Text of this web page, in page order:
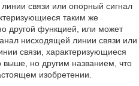
связи или опорный сигнал
таким же
другой функцией, или может
нисходящей линии связи или
связи, характеризующиеся
выше, но другим названием, что
изобретении.